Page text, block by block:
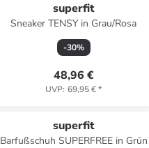
superfit
Sneaker TENSY in Grau/Rosa
-30%
48,96 €
UVP: 69,95 €*
superfit
Barfußschuh SUPERFREE in Grün